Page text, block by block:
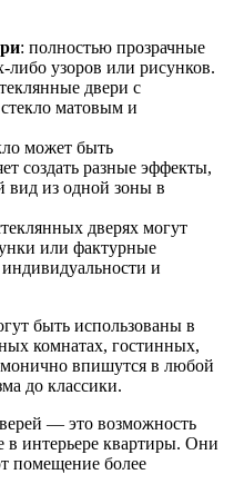
: полностью прозрачные
либо узоров или рисунков.
двери с
матовым и
может быть
создать разные эффекты,
вид из одной зоны в
дверях могут
или фактурные
и
быть использованы в
комнатах, гостинных,
впишутся в любой
до классики.
— это возможность
в интерьере квартиры. Они
помещение более